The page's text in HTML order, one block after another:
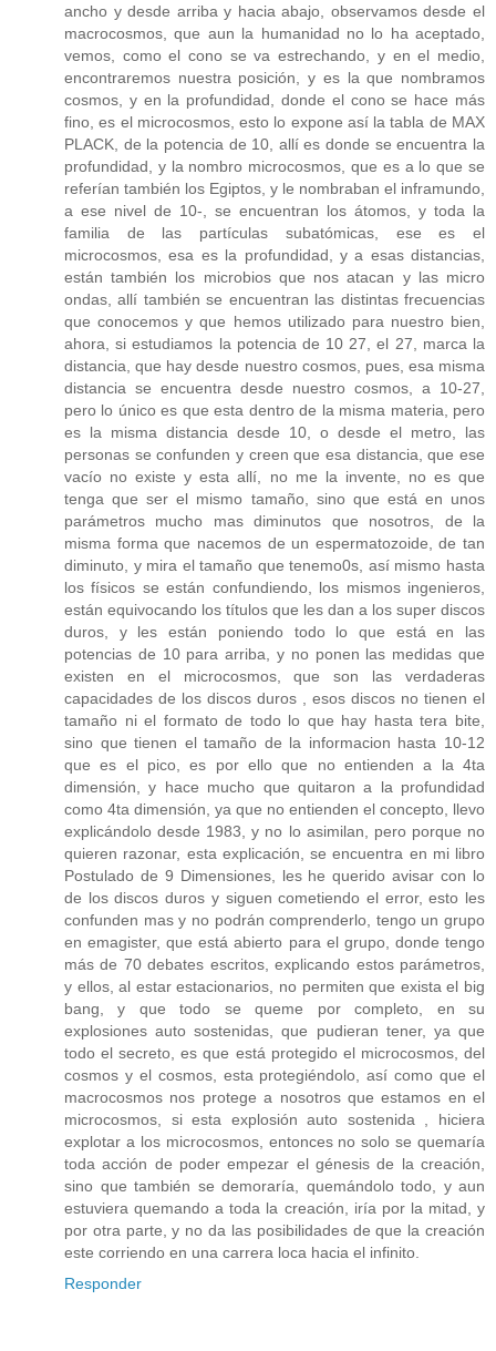
ancho y desde arriba y hacia abajo, observamos desde el
macrocosmos, que aun la humanidad no lo ha aceptado,
vemos, como el cono se va estrechando, y en el medio,
encontraremos nuestra posición, y es la que nombramos
cosmos, y en la profundidad, donde el cono se hace más
fino, es el microcosmos, esto lo expone así la tabla de MAX
PLACK, de la potencia de 10, allí es donde se encuentra la
profundidad, y la nombro microcosmos, que es a lo que se
referían también los Egiptos, y le nombraban el inframundo,
a ese nivel de 10-, se encuentran los átomos, y toda la
familia de las partículas subatómicas, ese es el
microcosmos, esa es la profundidad, y a esas distancias,
están también los microbios que nos atacan y las micro
ondas, allí también se encuentran las distintas frecuencias
que conocemos y que hemos utilizado para nuestro bien,
ahora, si estudiamos la potencia de 10 27, el 27, marca la
distancia, que hay desde nuestro cosmos, pues, esa misma
distancia se encuentra desde nuestro cosmos, a 10-27,
pero lo único es que esta dentro de la misma materia, pero
es la misma distancia desde 10, o desde el metro, las
personas se confunden y creen que esa distancia, que ese
vacío no existe y esta allí, no me la invente, no es que
tenga que ser el mismo tamaño, sino que está en unos
parámetros mucho mas diminutos que nosotros, de la
misma forma que nacemos de un espermatozoide, de tan
diminuto, y mira el tamaño que tenemo0s, así mismo hasta
los físicos se están confundiendo, los mismos ingenieros,
están equivocando los títulos que les dan a los super discos
duros, y les están poniendo todo lo que está en las
potencias de 10 para arriba, y no ponen las medidas que
existen en el microcosmos, que son las verdaderas
capacidades de los discos duros , esos discos no tienen el
tamaño ni el formato de todo lo que hay hasta tera bite,
sino que tienen el tamaño de la informacion hasta 10-12
que es el pico, es por ello que no entienden a la 4ta
dimensión, y hace mucho que quitaron a la profundidad
como 4ta dimensión, ya que no entienden el concepto, llevo
explicándolo desde 1983, y no lo asimilan, pero porque no
quieren razonar, esta explicación, se encuentra en mi libro
Postulado de 9 Dimensiones, les he querido avisar con lo
de los discos duros y siguen cometiendo el error, esto les
confunden mas y no podrán comprenderlo, tengo un grupo
en emagister, que está abierto para el grupo, donde tengo
más de 70 debates escritos, explicando estos parámetros,
y ellos, al estar estacionarios, no permiten que exista el big
bang, y que todo se queme por completo, en su
explosiones auto sostenidas, que pudieran tener, ya que
todo el secreto, es que está protegido el microcosmos, del
cosmos y el cosmos, esta protegiéndolo, así como que el
macrocosmos nos protege a nosotros que estamos en el
microcosmos, si esta explosión auto sostenida , hiciera
explotar a los microcosmos, entonces no solo se quemaría
toda acción de poder empezar el génesis de la creación,
sino que también se demoraría, quemándolo todo, y aun
estuviera quemando a toda la creación, iría por la mitad, y
por otra parte, y no da las posibilidades de que la creación
este corriendo en una carrera loca hacia el infinito.
Responder